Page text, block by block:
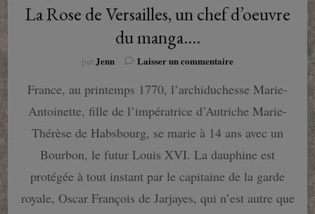
La Rose de Versailles, un chef d’oeuvre
du manga….
par Jenn Laisser un commentairesur
Rose
Versailles,
un
d’oeuvre
du
manga….
France, au printemps 1770, l’archiduchesse Marie-
Antoinette, fille de l’impératrice d’Autriche Marie-
Thérèse de Habsbourg, se marie à 14 ans avec un
Bourbon, le futur Louis XVI. La dauphine est
protégée à tout instant par le capitaine de la garde
royale, Oscar François de Jarjayes, qui n’est autre que